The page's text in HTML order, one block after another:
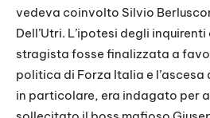
vedeva coinvolto Silvio
Dell’Utri. L’ipotesi degli
stragista fosse finalizzata a
politica di Forza Italia e l’ascesa
in particolare, era indagato per